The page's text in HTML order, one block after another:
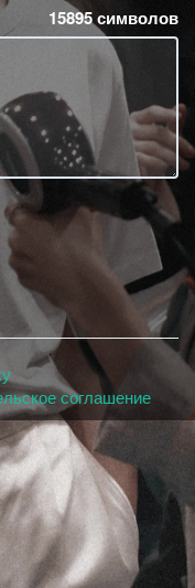
15895символов
соглашение